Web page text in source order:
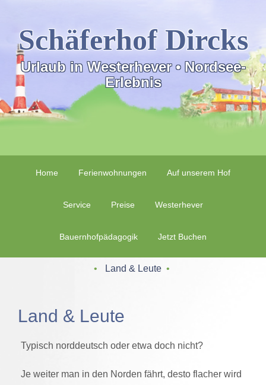
Schäferhof Dircks
Urlaub in Westerhever • Nordsee-
Erlebnis
Home Ferienwohnungen Auf unserem Hof
Service Preise Westerhever
Bauernhofpädagogik Jetzt Buchen
‌ • ‌ Land & Leute ‌ • ‌
Land & Leute
Typisch norddeutsch oder etwa doch nicht?
Je weiter man in den Norden fährt, desto flacher wird